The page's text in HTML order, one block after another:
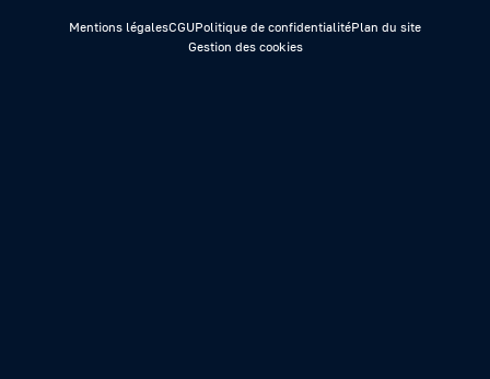
Mentions légalesCGUPolitique de confidentialitéPlan du site
Gestion des cookies